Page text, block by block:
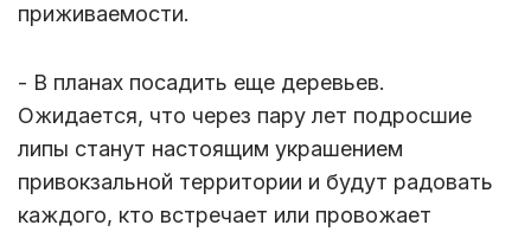
приживаемости.
- В планах посадить еще деревьев.
Ожидается, что через пару лет подросшие
липы станут настоящим украшением
привокзальной территории и будут радовать
каждого, кто встречает или провожает